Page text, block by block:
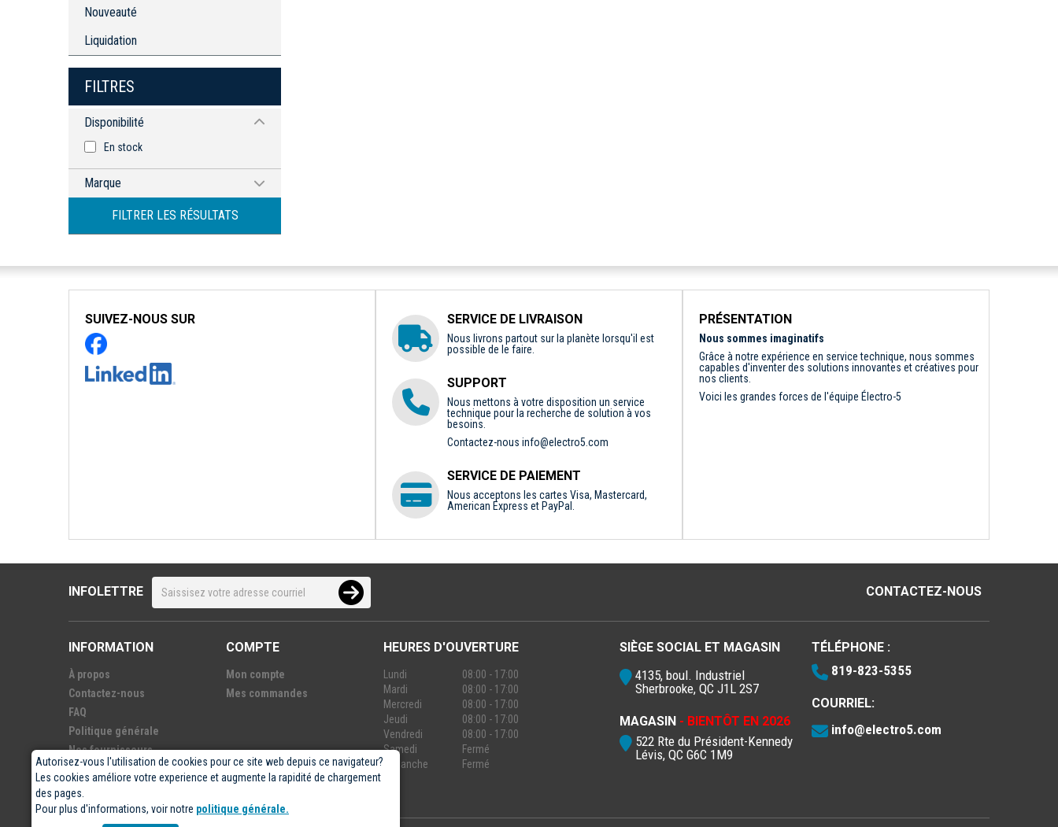
Autorisez-vous l'utilisation de cookies pour ce site web depuis ce navigateur?
Les cookies améliore votre experience et augmente la rapidité de chargement
des pages.
Pour plus d'informations, voir notre politique générale.
Nouveauté
Liquidation
FILTRES
Disponibilité
En stock
Marque
AMPROBE
FILTRER LES RÉSULTATS
SUIVEZ-NOUS SUR SERVICE DE LIVRAISON
Nous livrons partout sur la planète lorsqu'il est
possible de le faire.
SUPPORT
Nous mettons à votre disposition un service
technique pour la recherche de solution à vos
besoins.
Contactez-nous info@electro5.com
SERVICE DE PAIEMENT
Nous acceptons les cartes Visa, Mastercard,
American Express et PayPal.
PRÉSENTATION
Nous sommes imaginatifs
Grâce à notre expérience en service technique, nous sommes
capables d'inventer des solutions innovantes et créatives pour
nos clients.
Voici les grandes forces de l'équipe Électro-5
INFOLETTRE CONTACTEZ-NOUS
INFORMATION
À propos
Contactez-nous
FAQ
Politique générale
Nos fournisseurs
COMPTE
Mon compte
Mes commandes
HEURES D'OUVERTURE
Lundi
08:00 - 17:00
Mardi
08:00 - 17:00
Mercredi
08:00 - 17:00
Jeudi
08:00 - 17:00
Vendredi
08:00 - 17:00
Samedi
Fermé
Dimanche
Fermé
SIÈGE SOCIAL ET MAGASIN
4135, boul. Industriel
Sherbrooke, QC J1L 2S7
MAGASIN - BIENTÔT EN 2026
522 Rte du Président-Kennedy
Lévis, QC G6C 1M9
TÉLÉPHONE :
819-823-5355
COURRIEL:
info@electro5.com